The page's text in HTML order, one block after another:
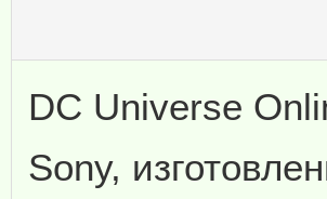
DC Universe
Sony,